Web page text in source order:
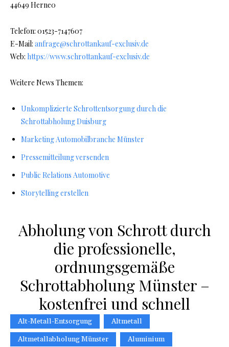
44649 Herne0
Telefon: 01523-7147607
E-Mail: anfrage@schrottankauf-exclusiv.de
Web: https://www.schrottankauf-exclusiv.de
Weitere News Themen:
Unkomplizierte Schrottentsorgung durch die
Schrottabholung Duisburg
Marketing Automobilbranche Münster
Pressemitteilung versenden
Public Relations Automotive
Storytelling erstellen
Abholung von Schrott durch
die professionelle,
ordnungsgemäße
Schrottabholung Münster –
kostenfrei und schnell
Alt-Metall-Entsorgung
Altmetall
Altmetallabholung Münster
Aluminium